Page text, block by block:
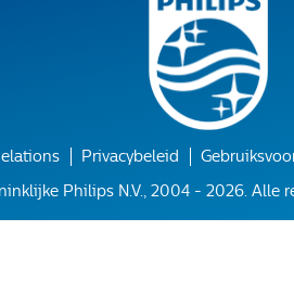
Privacybeleid
Philips N.V., 2004 - 2026. Alle